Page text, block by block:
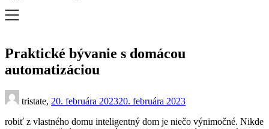
Praktické bývanie s domácou
automatizáciou
tristate, 20. februára 202320. februára 2023
robiť z vlastného domu inteligentný dom je niečo výnimočné. Nikde